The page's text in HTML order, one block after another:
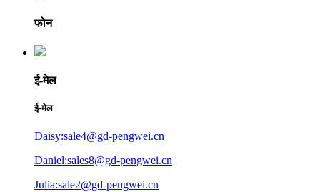
फोन
ई-मेल
ई-मेल
Daisy:sale4@gd-pengwei.cn
Daniel:sales8@gd-pengwei.cn
Julia:sale2@gd-pengwei.cn